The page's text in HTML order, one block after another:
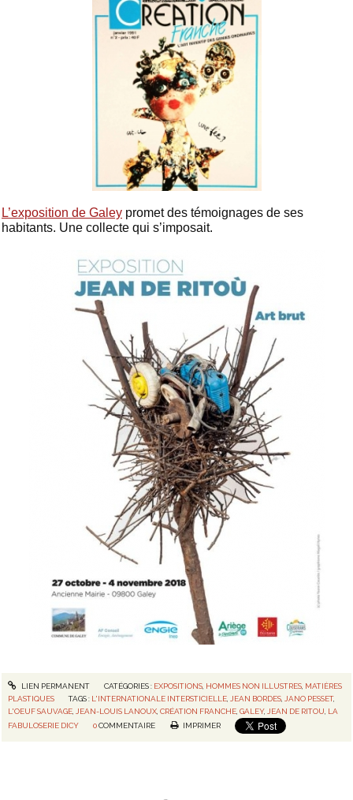
L’exposition de Galey promet des témoignages de ses
habitants. Une collecte qui s’imposait.
LIEN PERMANENT CATÉGORIES : EXPOSITIONS, HOMMES NON ILLUSTRES, MATIÈRES
PLASTIQUES
TAGS : L'INTERNATIONALE INTERSTICIELLE JEAN BORDES JANO PESSET,
L'OEUF SAUVAGE JEAN-LOUIS LANOUX ,CRÉATION FRANCHE ,GALEY, JEAN DE RITOU LA
FABULOSERIE DICY
0 COMMENTAIRE IMPRIMER